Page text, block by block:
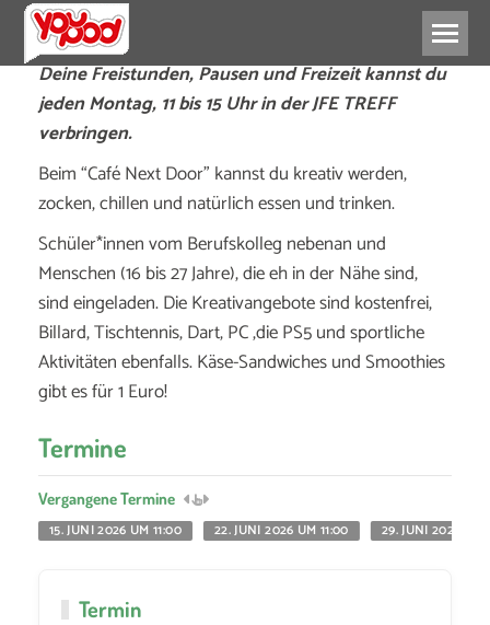
Deine Freistunden, Pausen und Freizeit kannst du
jeden Montag, 11 bis 15 Uhr in der JFE TREFF
verbringen.
Beim “Café Next Door” kannst du kreativ werden,
zocken, chillen und natürlich essen und trinken.
Schüler*innen vom Berufskolleg nebenan und
Menschen (16 bis 27 Jahre), die eh in der Nähe sind,
sind eingeladen. Die Kreativangebote sind kostenfrei,
Billard, Tischtennis, Dart, PC ,die PS5 und sportliche
Aktivitäten ebenfalls. Käse-Sandwiches und Smoothies
gibt es für 1 Euro!
Termine
Vergangene Termine
15. JUNI 2026 UM 11:00
22. JUNI 2026 UM 11:00 29. JUNI 2026 UM
Termin